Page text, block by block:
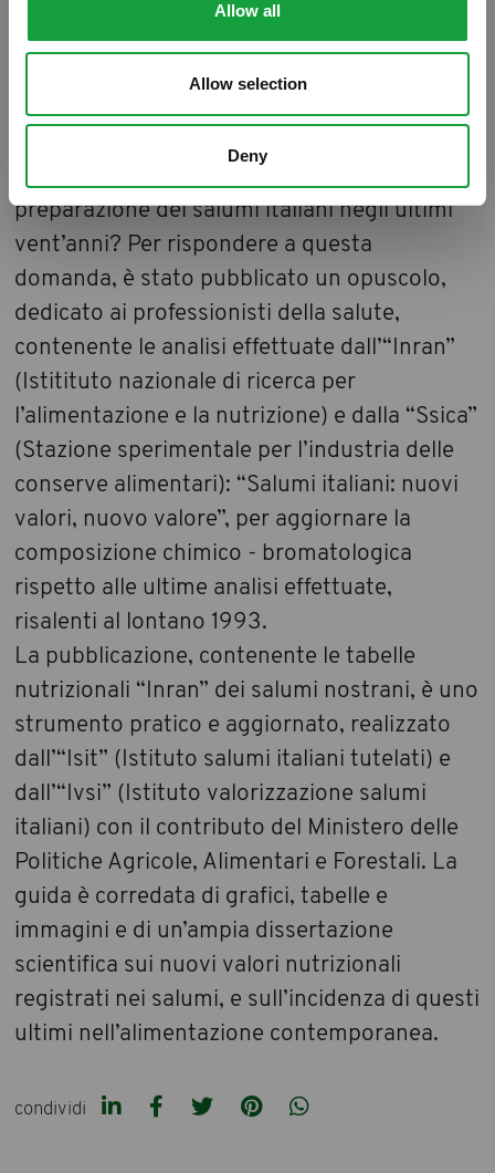
Allow all
Allow selection
Deny
preparazione dei salumi italiani negli ultimi
vent’anni? Per rispondere a questa
domanda, è stato pubblicato un opuscolo,
dedicato ai professionisti della salute,
contenente le analisi effettuate dall’“Inran”
(Istitituto nazionale di ricerca per
l’alimentazione e la nutrizione) e dalla “Ssica”
(Stazione sperimentale per l’industria delle
conserve alimentari): “Salumi italiani: nuovi
valori, nuovo valore”, per aggiornare la
composizione chimico - bromatologica
rispetto alle ultime analisi effettuate,
risalenti al lontano 1993.
La pubblicazione, contenente le tabelle
nutrizionali “Inran” dei salumi nostrani, è uno
strumento pratico e aggiornato, realizzato
dall’“Isit” (Istituto salumi italiani tutelati) e
dall’“Ivsi” (Istituto valorizzazione salumi
italiani) con il contributo del Ministero delle
Politiche Agricole, Alimentari e Forestali. La
guida è corredata di grafici, tabelle e
immagini e di un’ampia dissertazione
scientifica sui nuovi valori nutrizionali
registrati nei salumi, e sull’incidenza di questi
ultimi nell’alimentazione contemporanea.
condividi